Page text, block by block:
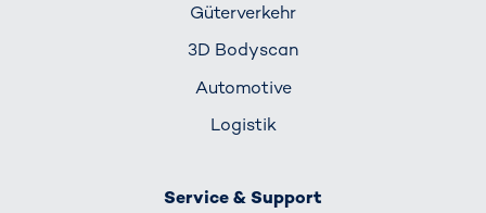
Güterverkehr
3D Bodyscan
Automotive
Logistik
Service & Support